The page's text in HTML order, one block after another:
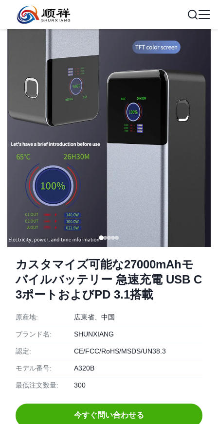
カスタマイズ可能な27000mAhモ
バイルバッテリー 急速充電 USB C
3ポートおよびPD 3.1搭載
原産地: 広東省、中国
ブランド名: SHUNXIANG
認定: CE/FCC/RoHS/MSDS/UN38.3
モデル番号: A320B
最低注文数量: 300
今すぐ問い合わせる